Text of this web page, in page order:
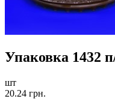
Упаковка 1432
шт
20.24 грн.